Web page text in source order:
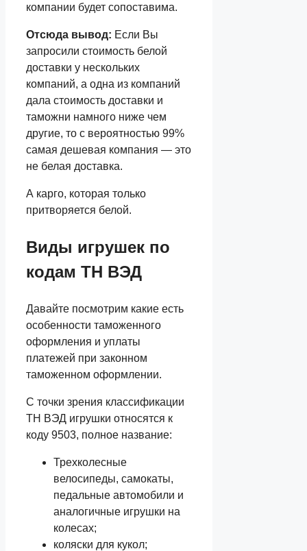
компании будет сопоставима.
Отсюда вывод: Если Вы
запросили стоимость белой
доставки у нескольких
компаний, а одна из компаний
дала стоимость доставки и
таможни намного ниже чем
другие, то с вероятностью 99%
самая дешевая компания — это
не белая доставка.
А карго, которая только
притворяется белой.
Виды игрушек по
кодам ТН ВЭД
Давайте посмотрим какие есть
особенности таможенного
оформления и уплаты
платежей при законном
таможенном оформлении.
С точки зрения классификации
ТН ВЭД игрушки относятся к
коду 9503, полное название:
Трехколесные
велосипеды, самокаты,
педальные автомобили и
аналогичные игрушки на
колесах;
коляски для кукол;